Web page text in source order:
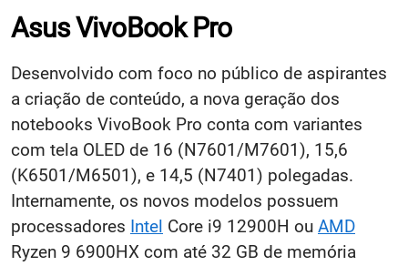
Asus VivoBook Pro
Desenvolvido com foco no público de aspirantes
a criação de conteúdo, a nova geração dos
notebooks VivoBook Pro conta com variantes
com tela OLED de 16 (N7601/M7601), 15,6
(K6501/M6501), e 14,5 (N7401) polegadas.
Internamente, os novos modelos possuem
processadores Intel Core i9 12900H ou AMD
Ryzen 9 6900HX com até 32 GB de memória